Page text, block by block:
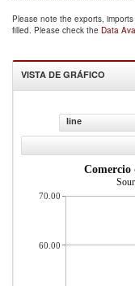
Please note the exports,
filled. Please check the Data
VISTA DE GRÁFICO
line
Comercio
70.00
60.00